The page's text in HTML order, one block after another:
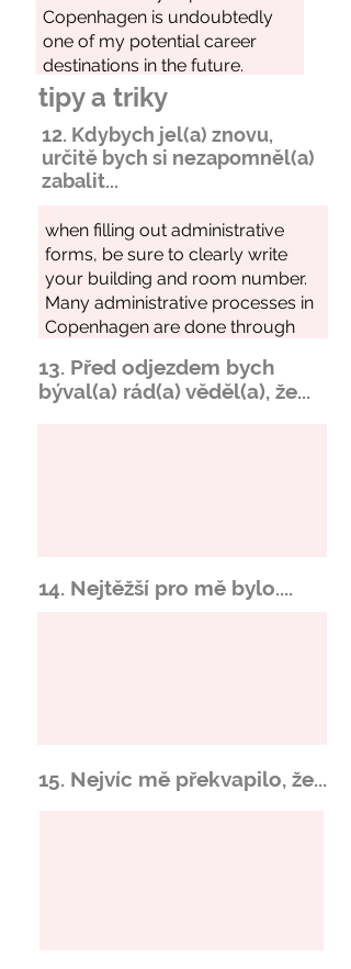
tipy a triky
12. Kdybych jel(a) znovu,
určitě bych si nezapomněl(a)
zabalit...
13. Před odjezdem bych
býval(a) rád(a) věděl(a), že...
14. Nejtěžší pro mě bylo....
15. Nejvíc mě překvapilo, že...